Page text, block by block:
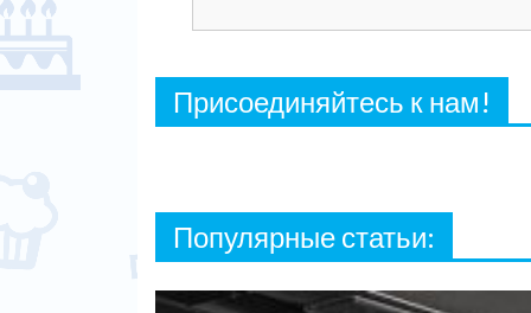
по
Присоединяйтесь к нам!
Популярные статьи: